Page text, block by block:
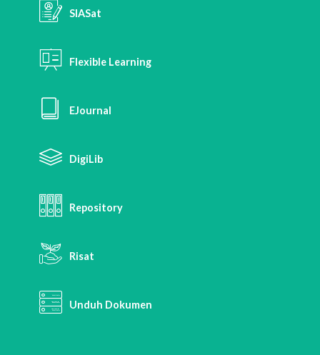
SIASat
Flexible Learning
EJournal
DigiLib
Repository
Risat
Unduh Dokumen